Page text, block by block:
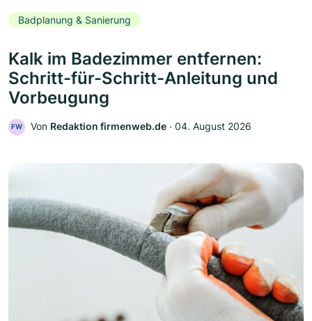
Badplanung & Sanierung
Kalk im Badezimmer entfernen:
Schritt-für-Schritt-Anleitung und
Vorbeugung
FW Von Redaktion firmenweb.de ‧ 04. August 2026